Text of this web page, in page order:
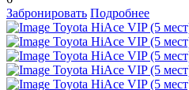
Забронировать Подробнее